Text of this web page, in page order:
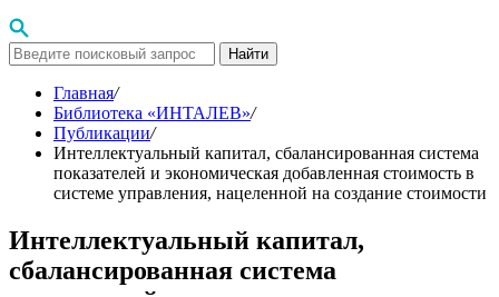
Найти
Главная/
Библиотека «ИНТАЛЕВ»/
Публикации/
Интеллектуальный капитал, сбалансированная система
показателей и экономическая добавленная стоимость в
системе управления, нацеленной на создание стоимости
Интеллектуальный капитал,
сбалансированная система